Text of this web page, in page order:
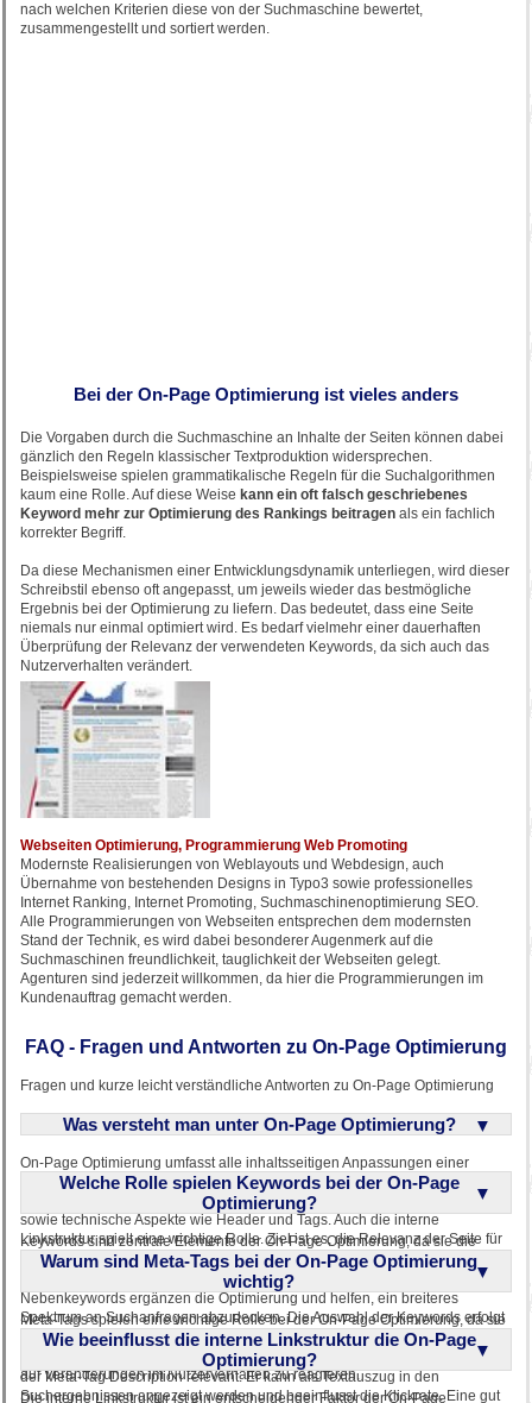
nach welchen Kriterien diese von der Suchmaschine bewertet,
zusammengestellt und sortiert werden.
Bei der On-Page Optimierung ist vieles anders
Die Vorgaben durch die Suchmaschine an Inhalte der Seiten können dabei
gänzlich den Regeln klassischer Textproduktion widersprechen.
Beispielsweise spielen grammatikalische Regeln für die Suchalgorithmen
kaum eine Rolle. Auf diese Weise kann ein oft falsch geschriebenes
Keyword mehr zur Optimierung des Rankings beitragen als ein fachlich
korrekter Begriff.
Da diese Mechanismen einer Entwicklungsdynamik unterliegen, wird dieser
Schreibstil ebenso oft angepasst, um jeweils wieder das bestmögliche
Ergebnis bei der Optimierung zu liefern. Das bedeutet, dass eine Seite
niemals nur einmal optimiert wird. Es bedarf vielmehr einer dauerhaften
Überprüfung der Relevanz der verwendeten Keywords, da sich auch das
Nutzerverhalten verändert.
Webseiten Optimierung, Programmierung Web Promoting
Modernste Realisierungen von Weblayouts und Webdesign, auch
Übernahme von bestehenden Designs in Typo3 sowie professionelles
Internet Ranking, Internet Promoting, Suchmaschinenoptimierung SEO.
Alle Programmierungen von Webseiten entsprechen dem modernsten
Stand der Technik, es wird dabei besonderer Augenmerk auf die
Suchmaschinen freundlichkeit, tauglichkeit der Webseiten gelegt.
Agenturen sind jederzeit willkommen, da hier die Programmierungen im
Kundenauftrag gemacht werden.
FAQ - Fragen und Antworten zu On-Page Optimierung
Fragen und kurze leicht verständliche Antworten zu On-Page Optimierung
Was versteht man unter On-Page Optimierung?
On-Page Optimierung umfasst alle inhaltsseitigen Anpassungen einer
Webseite, um deren Sichtbarkeit in Suchmaschinen zu verbessern. Dazu
gehören die Optimierung von Texten, Überschriften und Formatierungen
sowie technische Aspekte wie Header und Tags. Auch die interne
Linkstruktur spielt eine wichtige Rolle. Ziel ist es, die Relevanz der Seite für
bestimmte Suchbegriffe zu erhöhen. Diese Maßnahmen sind ein
wesentlicher Bestandteil der Suchmaschinenoptimierung.
Welche Rolle spielen Keywords bei der On-Page
Optimierung?
Keywords sind zentrale Elemente der On-Page Optimierung, da sie die
Relevanz einer Seite für bestimmte Suchanfragen bestimmen.
Üblicherweise wird eine Seite für ein oder zwei Hauptkeywords optimiert.
Nebenkeywords ergänzen die Optimierung und helfen, ein breiteres
Spektrum an Suchanfragen abzudecken. Die Auswahl der Keywords erfolgt
oft mithilfe von Tools wie dem Google AdWords Keyword Tool. Eine
regelmäßige Überprüfung und Anpassung der Keywords ist notwendig, um
auf Veränderungen im Nutzerverhalten zu reagieren.
Warum sind Meta-Tags bei der On-Page Optimierung
wichtig?
Meta-Tags spielen eine wichtige Rolle bei der On-Page Optimierung, da sie
Suchmaschinen Informationen über den Inhalt einer Seite liefern. Obwohl
der Meta-Tag Keyword von Google nicht mehr stark gewichtet wird, bleibt
der Meta-Tag Description relevant. Er kann als Textauszug in den
Suchergebnissen angezeigt werden und beeinflusst die Klickrate. Eine gut
Wie beeinflusst die interne Linkstruktur die On-Page
Optimierung?
Die interne Linkstruktur ist ein entscheidender Faktor der On-Page